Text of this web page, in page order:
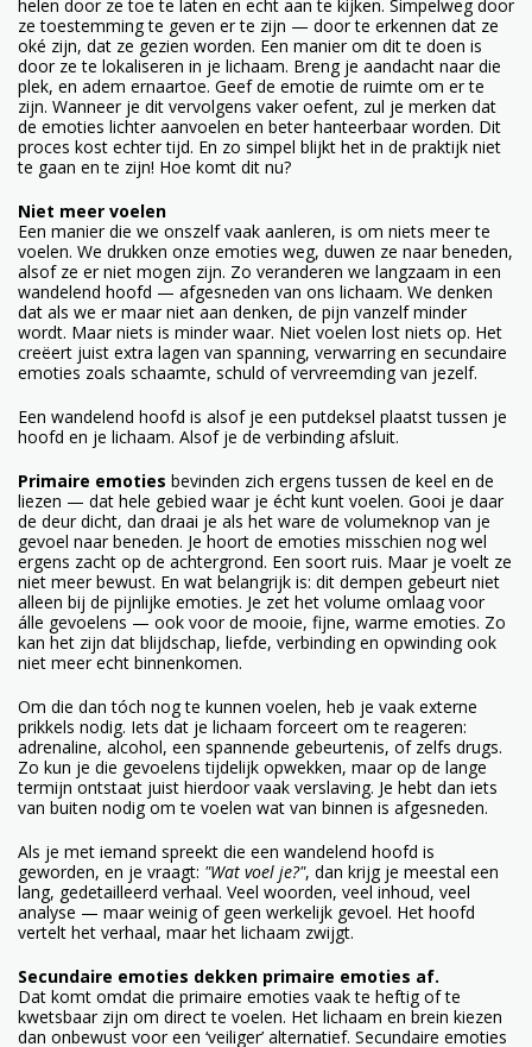
helen door ze toe te laten en echt aan te kijken. Simpelweg door
ze toestemming te geven er te zijn — door te erkennen dat ze
oké zijn, dat ze gezien worden. Een manier om dit te doen is
door ze te lokaliseren in je lichaam. Breng je aandacht naar die
plek, en adem ernaartoe. Geef de emotie de ruimte om er te
zijn. Wanneer je dit vervolgens vaker oefent, zul je merken dat
de emoties lichter aanvoelen en beter hanteerbaar worden. Dit
proces kost echter tijd. En zo simpel blijkt het in de praktijk niet
te gaan en te zijn! Hoe komt dit nu?
Niet meer voelen
Een manier die we onszelf vaak aanleren, is om niets meer te
voelen. We drukken onze emoties weg, duwen ze naar beneden,
alsof ze er niet mogen zijn. Zo veranderen we langzaam in een
wandelend hoofd — afgesneden van ons lichaam. We denken
dat als we er maar niet aan denken, de pijn vanzelf minder
wordt. Maar niets is minder waar. Niet voelen lost niets op. Het
creëert juist extra lagen van spanning, verwarring en secundaire
emoties zoals schaamte, schuld of vervreemding van jezelf.
Een wandelend hoofd is alsof je een putdeksel plaatst tussen je
hoofd en je lichaam. Alsof je de verbinding afsluit.
Primaire emoties bevinden zich ergens tussen de keel en de
liezen — dat hele gebied waar je écht kunt voelen. Gooi je daar
de deur dicht, dan draai je als het ware de volumeknop van je
gevoel naar beneden. Je hoort de emoties misschien nog wel
ergens zacht op de achtergrond. Een soort ruis. Maar je voelt ze
niet meer bewust. En wat belangrijk is: dit dempen gebeurt niet
alleen bij de pijnlijke emoties. Je zet het volume omlaag voor
álle gevoelens — ook voor de mooie, fijne, warme emoties. Zo
kan het zijn dat blijdschap, liefde, verbinding en opwinding ook
niet meer echt binnenkomen.
Om die dan tóch nog te kunnen voelen, heb je vaak externe
prikkels nodig. Iets dat je lichaam forceert om te reageren:
adrenaline, alcohol, een spannende gebeurtenis, of zelfs drugs.
Zo kun je die gevoelens tijdelijk opwekken, maar op de lange
termijn ontstaat juist hierdoor vaak verslaving. Je hebt dan iets
van buiten nodig om te voelen wat van binnen is afgesneden.
Als je met iemand spreekt die een wandelend hoofd is
geworden, en je vraagt: "Wat voel je?", dan krijg je meestal een
lang, gedetailleerd verhaal. Veel woorden, veel inhoud, veel
analyse — maar weinig of geen werkelijk gevoel. Het hoofd
vertelt het verhaal, maar het lichaam zwijgt.
Secundaire emoties dekken primaire emoties af.
Dat komt omdat die primaire emoties vaak te heftig of te
kwetsbaar zijn om direct te voelen. Het lichaam en brein kiezen
dan onbewust voor een ‘veiliger’ alternatief. Secundaire emoties